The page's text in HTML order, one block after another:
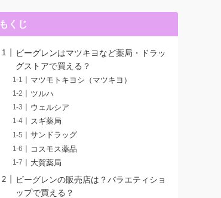
もくじ
ビーグレンはマツキヨなど薬局・ドラッ
グストアで買える？
マツモトキヨシ（マツキヨ）
ツルハ
ウェルシア
スギ薬局
サンドラッグ
コスモス薬品
大賀薬局
ビーグレンの販売店は？バラエティショ
ップで買える？